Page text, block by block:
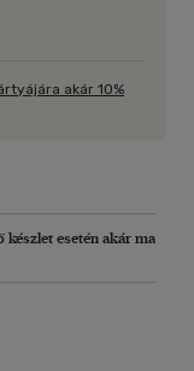
élet
jelent a diákoknak,
közéleti
műveltség
akár 10%
készlet esetén akár ma